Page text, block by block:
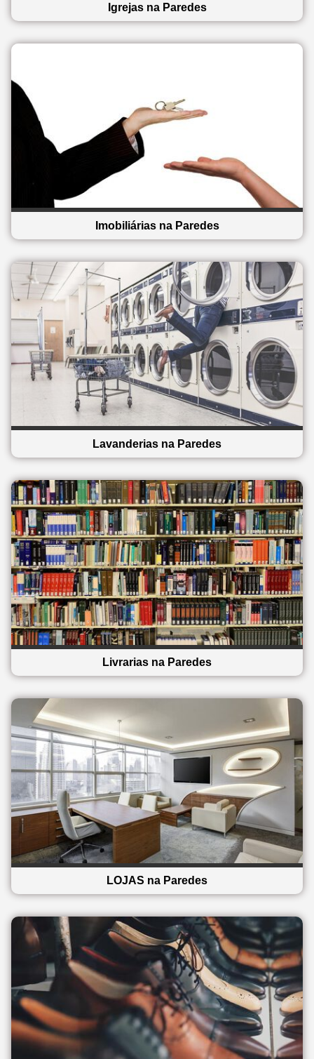
Igrejas na Paredes
Imobiliárias na Paredes
Lavanderias na Paredes
Livrarias na Paredes
LOJAS na Paredes